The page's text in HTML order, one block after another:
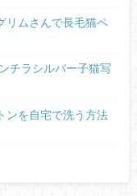
リムさんで長毛猫ペ
チラシルバー子猫写
ンを自宅で洗う方法